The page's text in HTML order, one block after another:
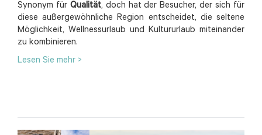
Synonym für Qualität, doch hat der Besucher, der sich für
diese außergewöhnliche Region entscheidet, die seltene
Möglichkeit, Wellnessurlaub und Kultururlaub miteinander
zu kombinieren.
Lesen Sie mehr >